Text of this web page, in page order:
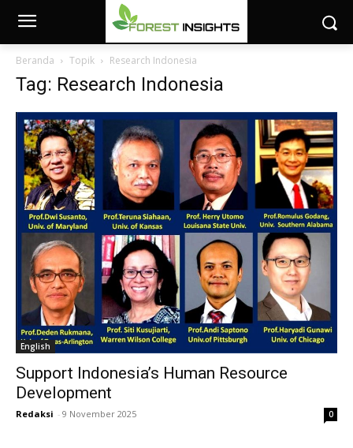
Beranda Topik Research Indonesia
Tag: Research Indonesia
English
Support Indonesia’s Human Resource
Development
Redaksi - 9 November 2025 0